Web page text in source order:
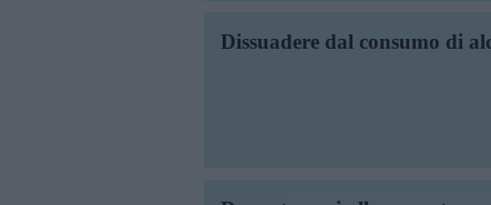
Dissuadere dal consumo di